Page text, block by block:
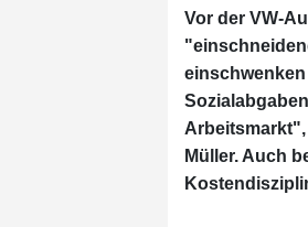
Vor der VW-
Müller. Auch